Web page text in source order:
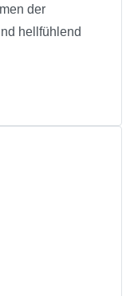
der
hellfühlend